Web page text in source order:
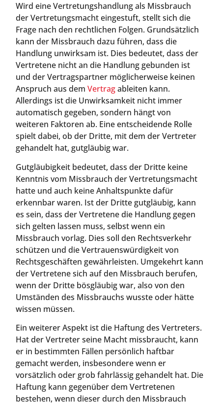
Wird eine Vertretungshandlung als Missbrauch
der Vertretungsmacht eingestuft, stellt sich die
Frage nach den rechtlichen Folgen. Grundsätzlich
kann der Missbrauch dazu führen, dass die
Handlung unwirksam ist. Dies bedeutet, dass der
Vertretene nicht an die Handlung gebunden ist
und der Vertragspartner möglicherweise keinen
Anspruch aus dem Vertragableiten kann.
Allerdings ist die Unwirksamkeit nicht immer
automatisch gegeben, sondern hängt von
weiteren Faktoren ab. Eine entscheidende Rolle
spielt dabei, ob der Dritte, mit dem der Vertreter
gehandelt hat, gutgläubig war.
Gutgläubigkeit bedeutet, dass der Dritte keine
Kenntnis vom Missbrauch der Vertretungsmacht
hatte und auch keine Anhaltspunkte dafür
erkennbar waren. Ist der Dritte gutgläubig, kann
es sein, dass der Vertretene die Handlung gegen
sich gelten lassen muss, selbst wenn ein
Missbrauch vorlag. Dies soll den Rechtsverkehr
schützen und die Vertrauenswürdigkeit von
Rechtsgeschäften gewährleisten. Umgekehrt kann
der Vertretene sich auf den Missbrauch berufen,
wenn der Dritte bösgläubig war, also von den
Umständen des Missbrauchs wusste oder hätte
wissen müssen.
Ein weiterer Aspekt ist die Haftung des Vertreters.
Hat der Vertreter seine Macht missbraucht, kann
er in bestimmten Fällen persönlich haftbar
gemacht werden, insbesondere wenn er
vorsätzlich oder grob fahrlässig gehandelt hat. Die
Haftung kann gegenüber dem Vertretenen
bestehen, wenn dieser durch den Missbrauch